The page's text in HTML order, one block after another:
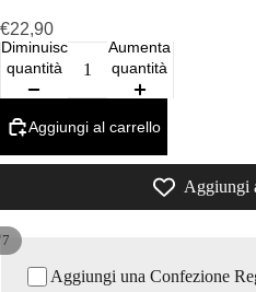
7
€22,90
Diminuisci
quantità
Aumenta
quantità
Aggiungi al carrello
Aggiungi
Aggiungi una Confezione